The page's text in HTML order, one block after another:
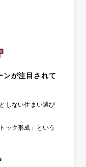
ンが注目されて
しない住まい選び
ック形成」という